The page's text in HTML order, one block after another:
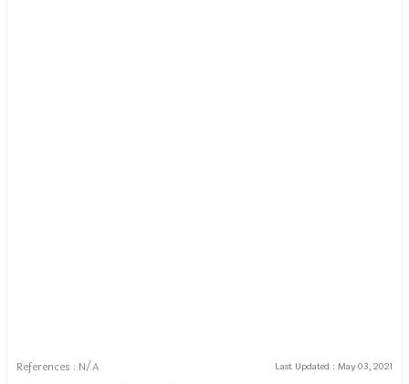
References : N/A Last Updated : May 03, 2021